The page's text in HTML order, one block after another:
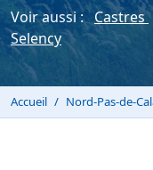
Voir aussi : Castres
Selency
Accueil Nord-Pas-de-